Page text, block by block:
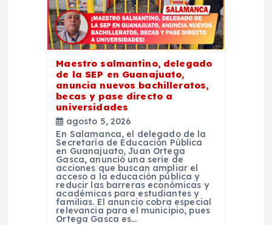
Maestro salmantino, delegado
de la SEP en Guanajuato,
anuncia nuevos bachilleratos,
becas y pase directo a
universidades
agosto 5, 2026
En Salamanca, el delegado de la
Secretaría de Educación Pública
en Guanajuato, Juan Ortega
Gasca, anunció una serie de
acciones que buscan ampliar el
acceso a la educación pública y
reducir las barreras económicas y
académicas para estudiantes y
familias. El anuncio cobra especial
relevancia para el municipio, pues
Ortega Gasca es…